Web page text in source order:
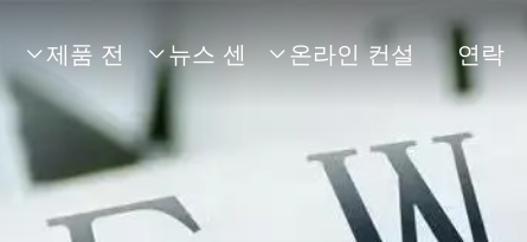
 제품 전
시
 뉴스 센  온라인 컨설 연락
처